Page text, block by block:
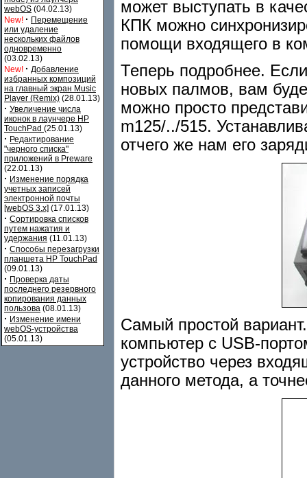
webOS (04.02.13)
New! · Перемещение
или удаление
нескольких файлов
одновременно
(03.02.13)
New! · Добавление
избранных композиций
на главный экран Music
Player (Remix) (28.01.13)
· Увеличение числа
иконок в лаунчере HP
TouchPad (25.01.13)
· Редактирование
"черного списка"
приложений в Preware
(22.01.13)
· Изменение порядка
учетных записей
электронной почты
[webOS 3.x] (17.01.13)
· Сортировка списков
путем нажатия и
удержания (11.01.13)
· Способы перезагрузки
планшета HP TouchPad
(09.01.13)
· Проверка даты
последнего резервного
копирования данных
пользова (08.01.13)
· Изменение имени
webOS-устройства
(05.01.13)
может выступать в
КПК можно
помощи входящего в
Теперь подробнее.
новых палмов, вам
можно просто
m125/../515.
отчего же нам его
Самый простой
компьютер с USB-
устройство через
данного метода, а